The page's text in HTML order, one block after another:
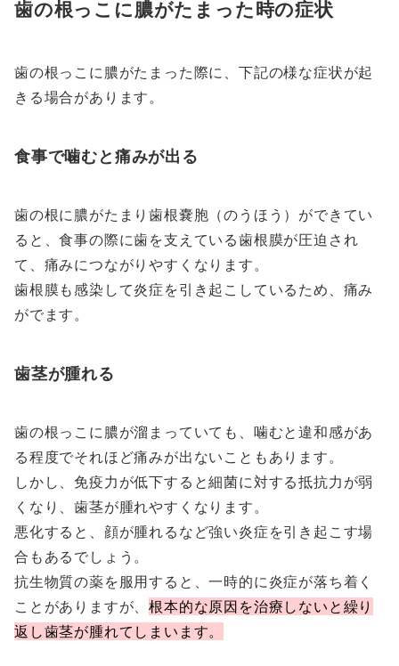
歯の根っこに膿がたまった時の症状
歯の根っこに膿がたまった際に、下記の様な症状が起
きる場合があります。
食事で噛むと痛みが出る
歯の根に膿がたまり歯根嚢胞（のうほう）ができてい
ると、食事の際に歯を支えている歯根膜が圧迫され
て、痛みにつながりやすくなります。
歯根膜も感染して炎症を引き起こしているため、痛み
がでます。
歯茎が腫れる
歯の根っこに膿が溜まっていても、噛むと違和感があ
る程度でそれほど痛みが出ないこともあります。
しかし、免疫力が低下すると細菌に対する抵抗力が弱
くなり、歯茎が腫れやすくなります。
悪化すると、顔が腫れるなど強い炎症を引き起こす場
合もあるでしょう。
抗生物質の薬を服用すると、一時的に炎症が落ち着く
ことがありますが、根本的な原因を治療しないと繰り
返し歯茎が腫れてしまいます。